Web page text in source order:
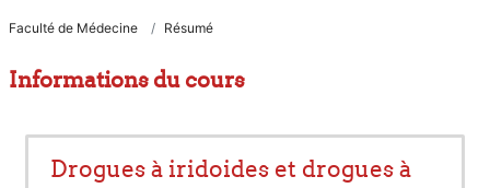
Faculté de Médecine Résumé
Informations du cours
Drogues à iridoides et drogues à